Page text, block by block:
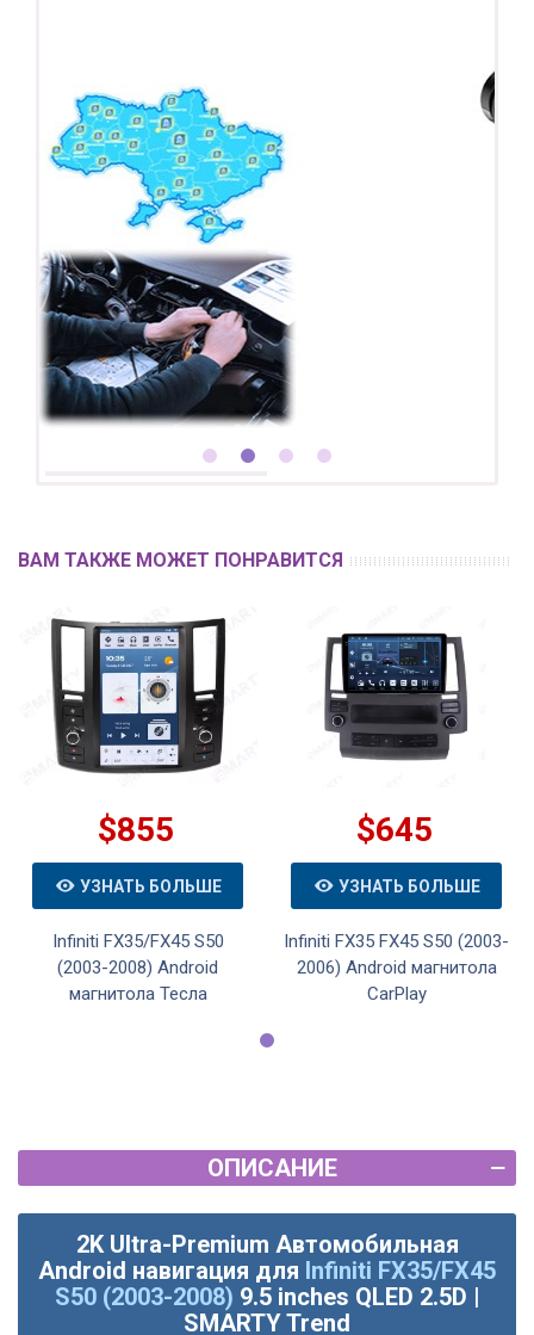
ВАМ ТАКЖЕ МОЖЕТ ПОНРАВИТСЯ
$855
УЗНАТЬ БОЛЬШЕ
Infiniti FX35/FX45 S50
(2003-2008) Android
магнитола Тесла
$645
УЗНАТЬ БОЛЬШЕ
Infiniti FX35 FX45 S50 (2003-
2006) Android магнитола
CarPlay
ОПИСАНИЕ
2K Ultra-Premium Автомобильная
Android навигация для Infiniti FX35/FX45
S50 (2003-2008) 9.5 inches QLED 2.5D |
SMARTY Trend